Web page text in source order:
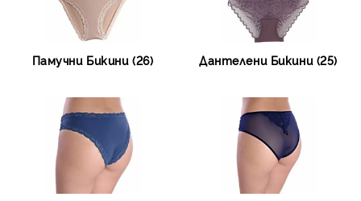
Памучни Бикини (26) Дантелени Бикини (25)